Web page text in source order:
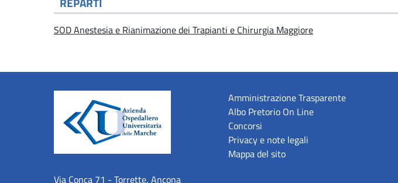
SOD Anestesia e Rianimazione dei Trapianti e Chirurgia Maggiore
Via Conca 71 - Torrette, Ancona
Amministrazione Trasparente
Albo Pretorio On Line
Concorsi
Privacy e note legali
Mappa del sito